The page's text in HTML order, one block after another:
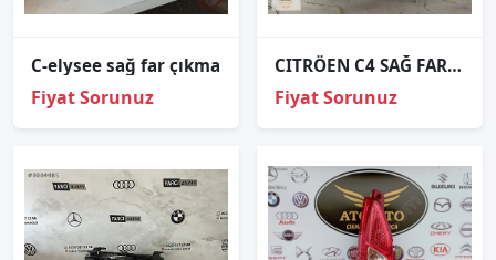
C-elysee sağ far çıkma
Fiyat Sorunuz
CITRÖEN C4 SAĞ FAR ORJİNAL
Fiyat Sorunuz